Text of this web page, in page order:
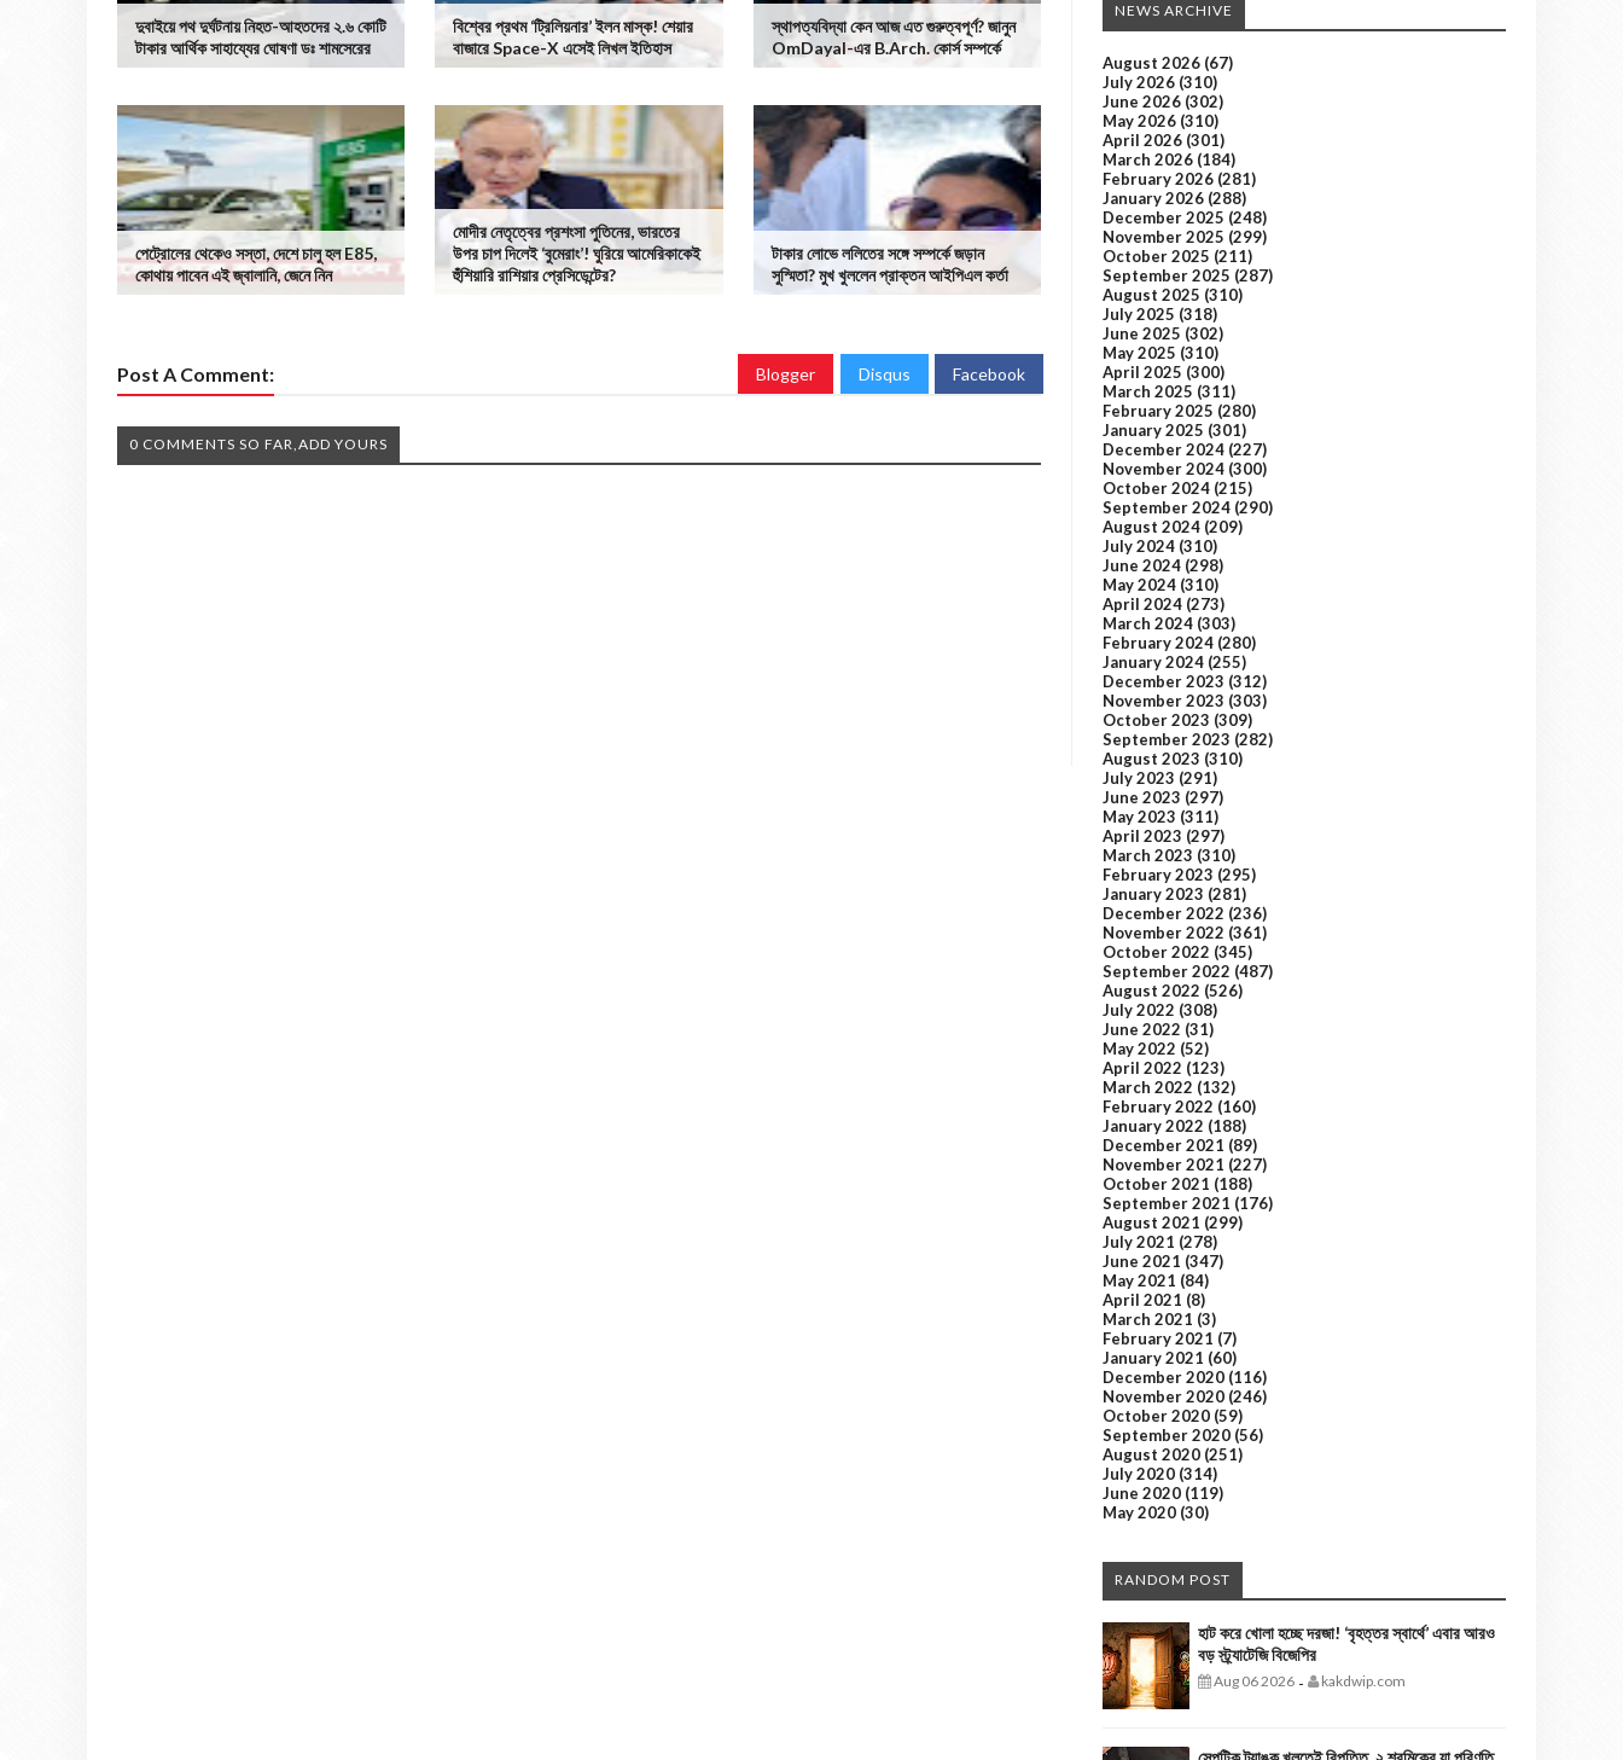
দুবাইয়ে পথ দুর্ঘটনায় নিহত-আহতদের ২.৬ কোটি
টাকার আর্থিক সাহায্যের ঘোষণা ডঃ শামসেরের
বিশ্বের প্রথম ‘ট্রিলিয়নার’ ইলন মাস্ক! শেয়ার
বাজারে Space-X এসেই লিখল ইতিহাস
স্থাপত্যবিদ্যা কেন আজ এত গুরুত্বপূর্ণ? জানুন
OmDayal-এর B.Arch. কোর্স সম্পর্কে
পেট্রোলের থেকেও সস্তা, দেশে চালু হল E85,
কোথায় পাবেন এই জ্বালানি, জেনে নিন
মোদীর নেতৃত্বের প্রশংসা পুতিনের, ভারতের
উপর চাপ দিলেই ‘বুমেরাং’! ঘুরিয়ে আমেরিকাকেই
হুঁশিয়ারি রাশিয়ার প্রেসিডেন্টের?
টাকার লোভে ললিতের সঙ্গে সম্পর্কে জড়ান
সুস্মিতা? মুখ খুললেন প্রাক্তন আইপিএল কর্তা
Post A Comment: Blogger Disqus Facebook
0 COMMENTS SO FAR,ADD YOURS
NEWS ARCHIVE
August 2026 (67)
July 2026 (310)
June 2026 (302)
May 2026 (310)
April 2026 (301)
March 2026 (184)
February 2026 (281)
January 2026 (288)
December 2025 (248)
November 2025 (299)
October 2025 (211)
September 2025 (287)
August 2025 (310)
July 2025 (318)
June 2025 (302)
May 2025 (310)
April 2025 (300)
March 2025 (311)
February 2025 (280)
January 2025 (301)
December 2024 (227)
November 2024 (300)
October 2024 (215)
September 2024 (290)
August 2024 (209)
July 2024 (310)
June 2024 (298)
May 2024 (310)
April 2024 (273)
March 2024 (303)
February 2024 (280)
January 2024 (255)
December 2023 (312)
November 2023 (303)
October 2023 (309)
September 2023 (282)
August 2023 (310)
July 2023 (291)
June 2023 (297)
May 2023 (311)
April 2023 (297)
March 2023 (310)
February 2023 (295)
January 2023 (281)
December 2022 (236)
November 2022 (361)
October 2022 (345)
September 2022 (487)
August 2022 (526)
July 2022 (308)
June 2022 (31)
May 2022 (52)
April 2022 (123)
March 2022 (132)
February 2022 (160)
January 2022 (188)
December 2021 (89)
November 2021 (227)
October 2021 (188)
September 2021 (176)
August 2021 (299)
July 2021 (278)
June 2021 (347)
May 2021 (84)
April 2021 (8)
March 2021 (3)
February 2021 (7)
January 2021 (60)
December 2020 (116)
November 2020 (246)
October 2020 (59)
September 2020 (56)
August 2020 (251)
July 2020 (314)
June 2020 (119)
May 2020 (30)
RANDOM POST
হাট করে খোলা হচ্ছে দরজা! ‘বৃহত্তর স্বার্থে’ এবার আরও
বড় স্ট্র্যাটেজি বিজেপির
Aug 06 2026 - kakdwip.com